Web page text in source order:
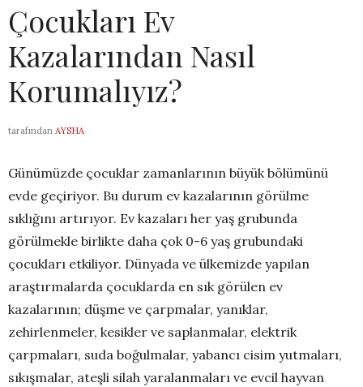
Çocukları Ev
Kazalarından Nasıl
Korumalıyız?
tarafından AYSHA
Günümüzde çocuklar zamanlarının büyük bölümünü
evde geçiriyor. Bu durum ev kazalarının görülme
sıklığını artırıyor. Ev kazaları her yaş grubunda
görülmekle birlikte daha çok 0-6 yaş grubundaki
çocukları etkiliyor. Dünyada ve ülkemizde yapılan
araştırmalarda çocuklarda en sık görülen ev
kazalarının; düşme ve çarpmalar, yanıklar,
zehirlenmeler, kesikler ve saplanmalar, elektrik
çarpmaları, suda boğulmalar, yabancı cisim yutmaları,
sıkışmalar, ateşli silah yaralanmaları ve evcil hayvan